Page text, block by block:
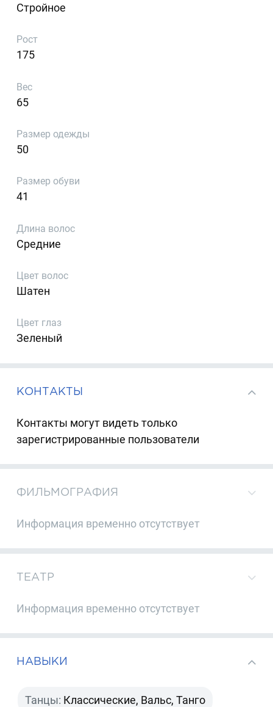
Стройное
Рост
175
Вес
65
Размер одежды
50
Размер обуви
41
Длина волос
Средние
Цвет волос
Шатен
Цвет глаз
Зеленый
КОНТАКТЫ
Контакты могут видеть только
зарегистрированные пользователи
ФИЛЬМОГРАФИЯ
Информация временно отсутствует
ТЕАТР
Информация временно отсутствует
НАВЫКИ
Танцы: Классические, Вальс, Танго